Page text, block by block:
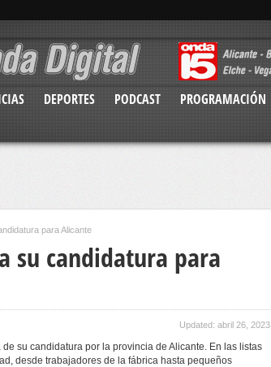
DEPORTES PODCAST PROGRAMACIÓN
para Alicante
su candidatura para
Updated: abril 26, 2023
su candidatura por la provincia de Alicante. En las listas
desde trabajadores de la fábrica hasta pequeños